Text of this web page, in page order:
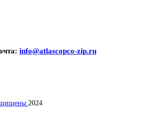
info@atlascopco-zip.ru
2024